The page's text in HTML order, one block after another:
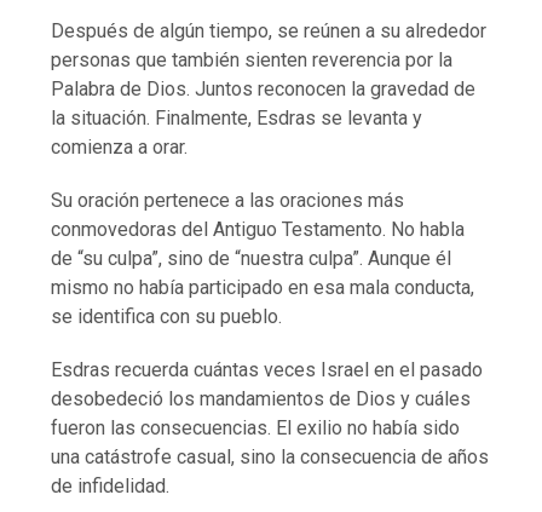
Después de algún tiempo, se reúnen a su alrededor
personas que también sienten reverencia por la
Palabra de Dios. Juntos reconocen la gravedad de
la situación. Finalmente, Esdras se levanta y
comienza a orar.
Su oración pertenece a las oraciones más
conmovedoras del Antiguo Testamento. No habla
de “su culpa”, sino de “nuestra culpa”. Aunque él
mismo no había participado en esa mala conducta,
se identifica con su pueblo.
Esdras recuerda cuántas veces Israel en el pasado
desobedeció los mandamientos de Dios y cuáles
fueron las consecuencias. El exilio no había sido
una catástrofe casual, sino la consecuencia de años
de infidelidad.